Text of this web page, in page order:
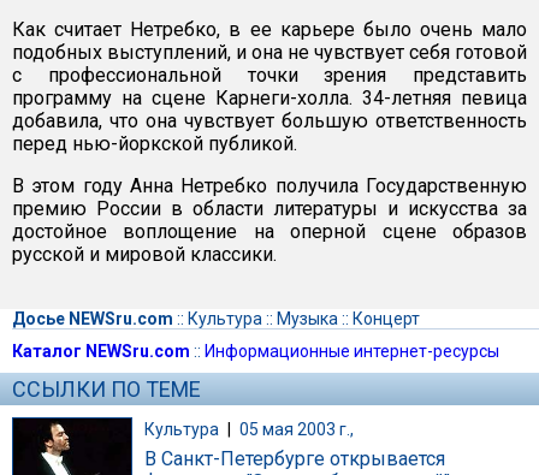
Как считает Нетребко, в ее карьере было очень мало
подобных выступлений, и она не чувствует себя готовой
с профессиональной точки зрения представить
программу на сцене Карнеги-холла. 34-летняя певица
добавила, что она чувствует большую ответственность
перед нью-йоркской публикой.
В этом году Анна Нетребко получила Государственную
премию России в области литературы и искусства за
достойное воплощение на оперной сцене образов
русской и мировой классики.
Досье NEWSru.com :: Культура :: Музыка :: Концерт
Каталог NEWSru.com :: Информационные интернет-ресурсы
ССЫЛКИ ПО ТЕМЕ
Культура | 05 мая 2003 г.,
В Санкт-Петербурге открывается